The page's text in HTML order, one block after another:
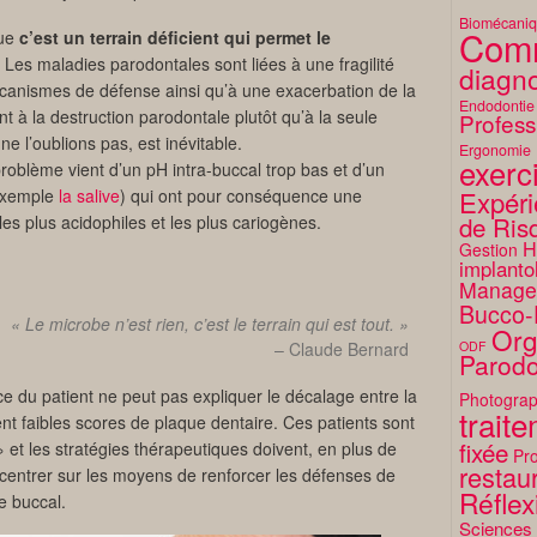
c’est un terrain déficient qui permet le
Les maladies parodontales sont liées à une fragilité
de défense ainsi qu’à une exacerbation de la
à la destruction parodontale plutôt qu’à la seule
l’oublions pas, est inévitable.
vient d’un pH intra-buccal trop bas et d’un
la salive) qui ont pour conséquence une
plus acidophiles et les plus cariogènes.
« Le microbe n’est rien, c’est le terrain qui est tout. »
– Claude Bernard
du patient ne peut pas expliquer le décalage entre la
faibles scores de plaque dentaire. Ces patients sont
les stratégies thérapeutiques doivent, en plus de
sur les moyens de renforcer les défenses de
buccal.
Endodontie
Ergonomie
de
Gestion
ODF
fixée
Sciences